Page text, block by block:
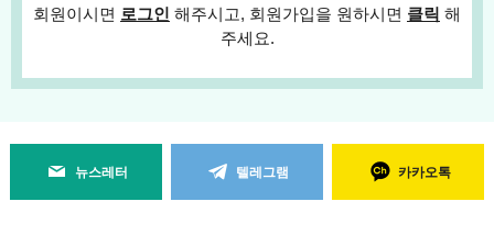
회원이시면 로그인 해주시고, 회원가입을 원하시면 클릭 해
주세요.
뉴스레터 텔레그램 카카오톡